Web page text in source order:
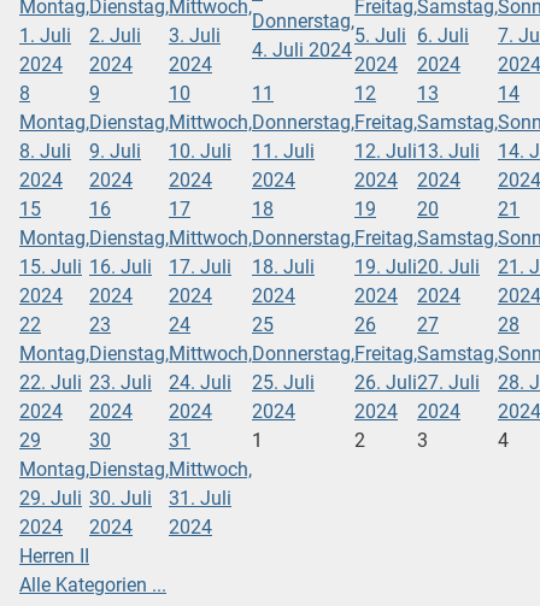
Montag,
1. Juli
2024
Dienstag,
2. Juli
2024
Mittwoch,
3. Juli
2024
Donnerstag,
4. Juli 2024
Freitag,
5. Juli
2024
Samstag,
6. Juli
2024
7.
2024
8
Montag,
8. Juli
2024
9
Dienstag,
9. Juli
2024
10
Mittwoch,
10. Juli
2024
11
Donnerstag,
11. Juli
2024
12
Freitag,
12. Juli
2024
13
Samstag,
13. Juli
2024
14
14.
2024
15
Montag,
15. Juli
2024
16
Dienstag,
16. Juli
2024
17
Mittwoch,
17. Juli
2024
18
Donnerstag,
18. Juli
2024
19
Freitag,
19. Juli
2024
20
Samstag,
20. Juli
2024
21
21.
2024
22
Montag,
22. Juli
2024
23
Dienstag,
23. Juli
2024
24
Mittwoch,
24. Juli
2024
25
Donnerstag,
25. Juli
2024
26
Freitag,
26. Juli
2024
27
Samstag,
27. Juli
2024
28
28.
2024
29
Montag,
29. Juli
2024
30
Dienstag,
30. Juli
2024
31
Mittwoch,
31. Juli
2024
1 2 3 4
Herren II
Alle Kategorien ...